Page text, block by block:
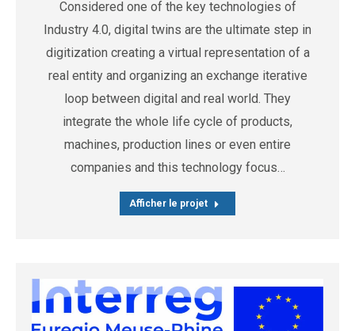
Considered one of the key technologies of
Industry 4.0, digital twins are the ultimate step in
digitization creating a virtual representation of a
real entity and organizing an exchange iterative
loop between digital and real world. They
integrate the whole life cycle of products,
machines, production lines or even entire
companies and this technology focus…
Afficher le projet